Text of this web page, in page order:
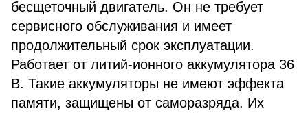
бесщеточный двигатель. Он не требует
сервисного обслуживания и имеет
продолжительный срок эксплуатации.
Работает от литий-ионного аккумулятора 36
В. Такие аккумуляторы не имеют эффекта
памяти, защищены от саморазряда. Их